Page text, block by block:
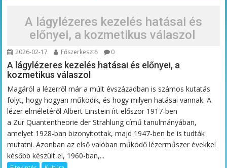
A lágylézeres kezelés hatásai és
előnyei, a kozmetikus válaszol
2026-02-17 Főszerkesztő 0
A lágylézeres kezelés hatásai és előnyei, a
kozmetikus válaszol
Magáról a lézerről már a múlt évszázadban is számos kutatás
folyt, hogy hogyan működik, és hogy milyen hatásai vannak. A
lézer elméletéről Albert Einstein írt először 1917-ben
a Zur Quantentheorie der Strahlung című tanulmányában,
amelyet 1928-ban bizonyítottak, majd 1947-ben be is tudták
mutatni. Azonban az első valóban működő lézerműszer évekkel
később készült el, 1960-ban,...